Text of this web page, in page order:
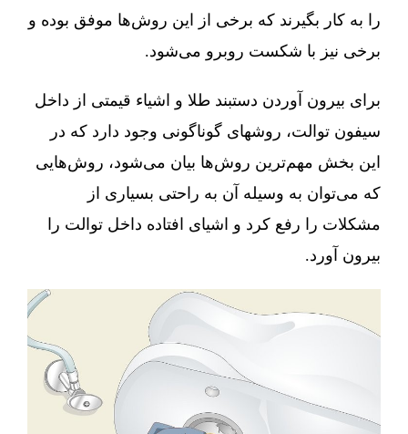
را به کار بگیرند که برخی از این روش‌ها موفق بوده و
برخی نیز با شکست روبرو می‌شود.
برای بیرون آوردن دستبند طلا و اشیاء قیمتی از داخل
سیفون توالت، روشهای گوناگونی وجود دارد که در
این بخش مهم‌ترین روش‌ها بیان می‌شود، روش‌هایی
که می‌توان به وسیله آن به راحتی بسیاری از
مشکلات را رفع کرد و اشیای افتاده داخل توالت را
بیرون آورد.